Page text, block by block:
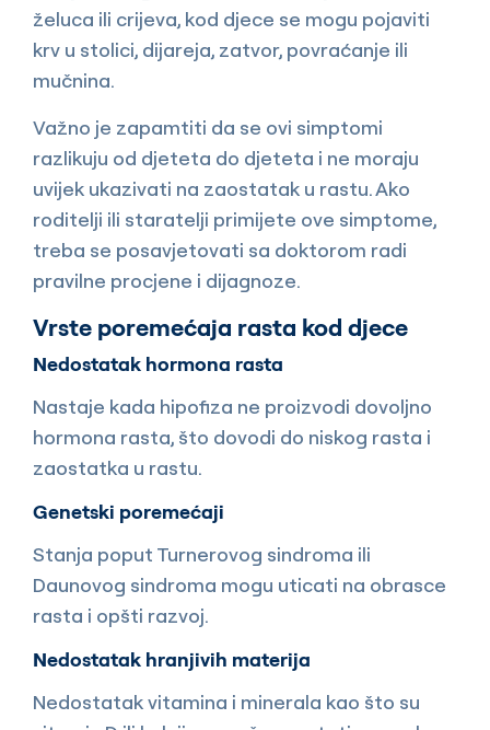
želuca ili crijeva, kod djece se mogu pojaviti
krv u stolici, dijareja, zatvor, povraćanje ili
mučnina.
Važno je zapamtiti da se ovi simptomi
razlikuju od djeteta do djeteta i ne moraju
uvijek ukazivati na zaostatak u rastu. Ako
roditelji ili staratelji primijete ove simptome,
treba se posavjetovati sa doktorom radi
pravilne procjene i dijagnoze.
Vrste poremećaja rasta kod djece
Nedostatak hormona rasta
Nastaje kada hipofiza ne proizvodi dovoljno
hormona rasta, što dovodi do niskog rasta i
zaostatka u rastu.
Genetski poremećaji
Stanja poput Turnerovog sindroma ili
Daunovog sindroma mogu uticati na obrasce
rasta i opšti razvoj.
Nedostatak hranjivih materija
Nedostatak vitamina i minerala kao što su